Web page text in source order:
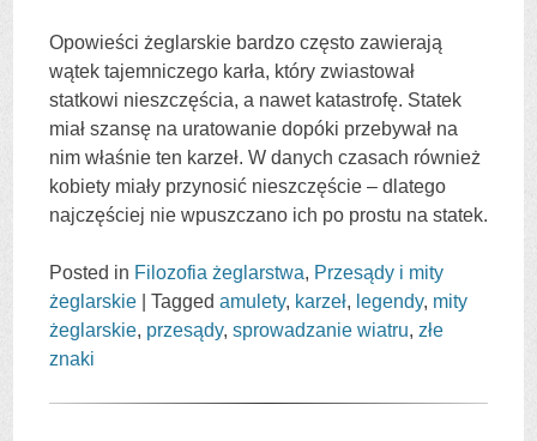
Opowieści żeglarskie bardzo często zawierają
wątek tajemniczego karła, który zwiastował
statkowi nieszczęścia, a nawet katastrofę. Statek
miał szansę na uratowanie dopóki przebywał na
nim właśnie ten karzeł. W danych czasach również
kobiety miały przynosić nieszczęście – dlatego
najczęściej nie wpuszczano ich po prostu na statek.
Posted in Filozofia żeglarstwa, Przesądy i mity
żeglarskie
|Taggedamulety, karzeł, legendy, mity
żeglarskie, przesądy,sprowadzanie wiatru,złe
znaki